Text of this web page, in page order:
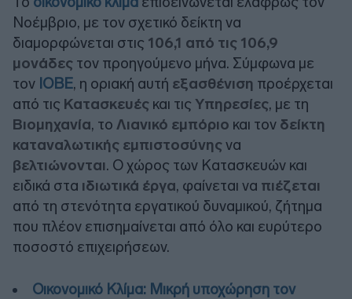
Νοέμβριο, με τον σχετικό δείκτη να
διαμορφώνεται στις 106,1 από τις 106,9
μονάδες τον προηγούμενο μήνα. Σύμφωνα με
τον ΙΟΒΕ, η οριακή αυτή εξασθένιση προέρχεται
από τις Κατασκευές και τις Υπηρεσίες, με τη
Βιομηχανία, το Λιανικό εμπόριο και τον δείκτη
καταναλωτικής εμπιστοσύνηςνα
βελτιώνονται. Ο χώρος των Κατασκευών και
ειδικά στα ιδιωτικά έργα, φαίνεται να πιέζεται
από τη στενότητα εργατικού δυναμικού, ζήτημα
που πλέον επισημαίνεται από όλο και ευρύτερο
ποσοστό επιχειρήσεων.
Οικονομικό Κλίμα: Μικρή υποχώρηση τον